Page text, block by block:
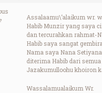
Assalaamu\’alaikum wr.
Habib Munzir yang saya
dan tercurahkan rahmat-
Habib saya sangat
Nama saya Nana
diterima Habib dari
Jazakumulloohu khoiron
Wassalamualaikum Wr.